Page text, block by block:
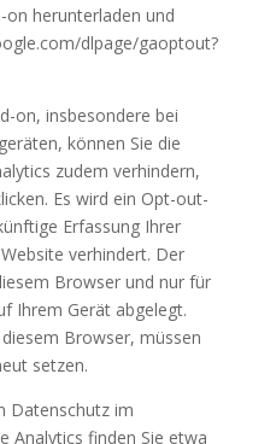
on herunterladen und
dlpage/gaoptout?
on, insbesondere bei
können Sie die
zudem verhindern,
Es wird ein Opt-out-
Erfassung Ihrer
verhindert. Der
Browser und nur für
Ihrem Gerät abgelegt.
Browser, müssen
setzen.
Datenschutz im
Analytics finden Sie etwa